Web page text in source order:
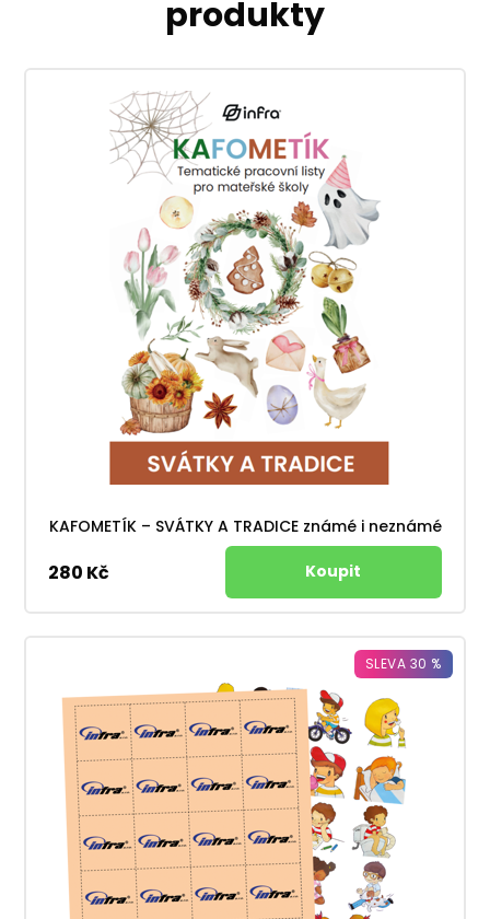
produkty
KAFOMETÍK – SVÁTKY A TRADICE známé i neznámé
280 Kč
SLEVA 30 %